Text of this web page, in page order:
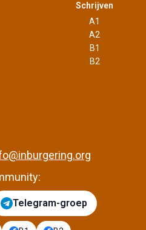
Schrijven
A1
A2
B1
B2
Telegram-groep